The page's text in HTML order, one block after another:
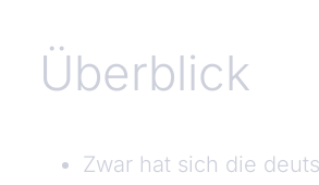
Überblick
Zwar hat sich die